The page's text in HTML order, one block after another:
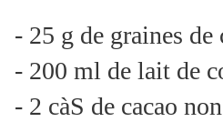
- 25 g de graines de
- 200 ml de lait de
- 2 càS de cacao